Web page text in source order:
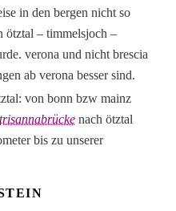
in den bergen nicht so
ötztal – timmelsjoch –
verona und nicht brescia
ab verona besser sind.
von bonn bzw mainz
trisannabrücke nach ötztal
bis zu unserer